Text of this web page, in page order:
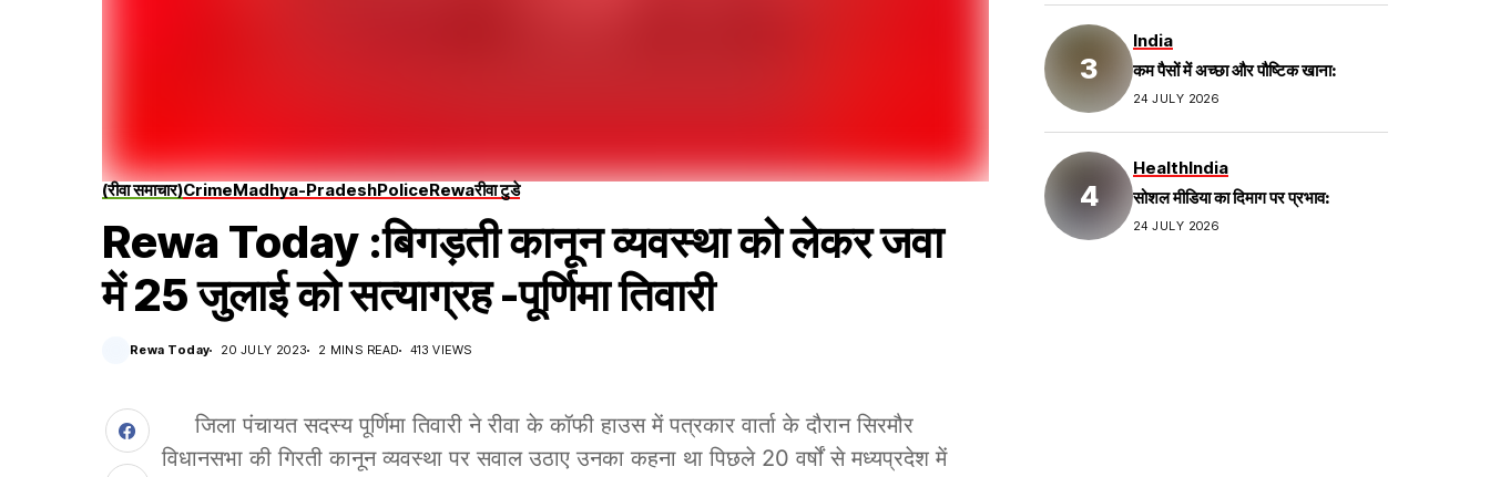
(रीवा समाचार)CrimeMadhya-PradeshPoliceRewaरीवा टुडे
Rewa Today :बिगड़ती कानून व्यवस्था को लेकर जवा
में 25 जुलाई को सत्याग्रह -पूर्णिमा तिवारी
Rewa Today 20 JULY 2023 2 MINS READ 413 VIEWS
जिला पंचायत सदस्य पूर्णिमा तिवारी ने रीवा के कॉफी हाउस में पत्रकार वार्ता के दौरान सिरमौर
विधानसभा की गिरती कानून व्यवस्था पर सवाल उठाए उनका कहना था पिछले 20 वर्षों से मध्यप्रदेश में
India
कम पैसों में अच्छा और पौष्टिक खाना:
24 JULY 2026
HealthIndia
सोशल मीडिया का दिमाग पर प्रभाव:
24 JULY 2026